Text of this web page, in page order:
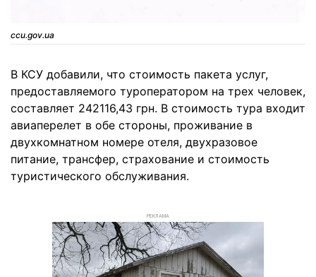
ccu.gov.ua
В КСУ добавили, что стоимость пакета услуг,
предоставляемого туроператором на трех человек,
составляет 242116,43 грн. В стоимость тура входит
авиаперелет в обе стороны, проживание в
двухкомнатном номере отеля, двухразовое
питание, трансфер, страхование и стоимость
туристического обслуживания.
РЕКЛАМА